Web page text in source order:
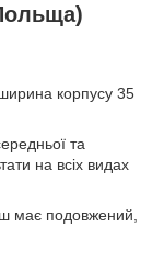
корпусу 35
та
на всіх видах
має подовжений,